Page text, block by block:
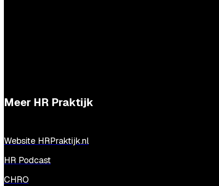
Meer HR Praktijk
Website HRPraktijk.nl
HR Podcast
CHRO